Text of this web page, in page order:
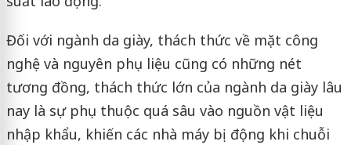
Đối với ngành da giày, thách thức về mặt công
nghệ và nguyên phụ liệu cũng có những nét
tương đồng, thách thức lớn của ngành da giày lâu
nay là sự phụ thuộc quá sâu vào nguồn vật liệu
nhập khẩu, khiến các nhà máy bị động khi chuỗi